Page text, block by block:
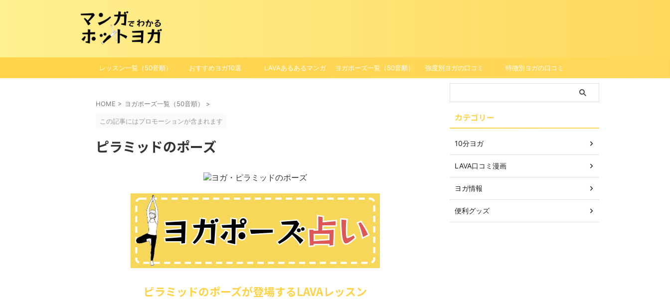
レッスン一覧（50音順） おすすめヨガ10選 LAVAあるあるマンガ ヨガポーズ一覧（50音順） 強度別ヨガの口コミ 特徴別ヨガの口コミ
HOME > ヨガポーズ一覧（50音順） >
この記事にはプロモーションが含まれます
ピラミッドのポーズ
ピラミッドのポーズが登場するLAVAレッスン
カテゴリー
10分ヨガ
LAVA口コミ漫画
ヨガ情報
便利グッズ